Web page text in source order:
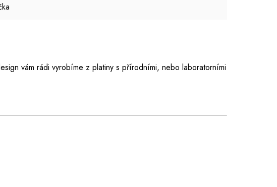
vám rádi vyrobíme z platiny s přírodními, nebo laboratorními